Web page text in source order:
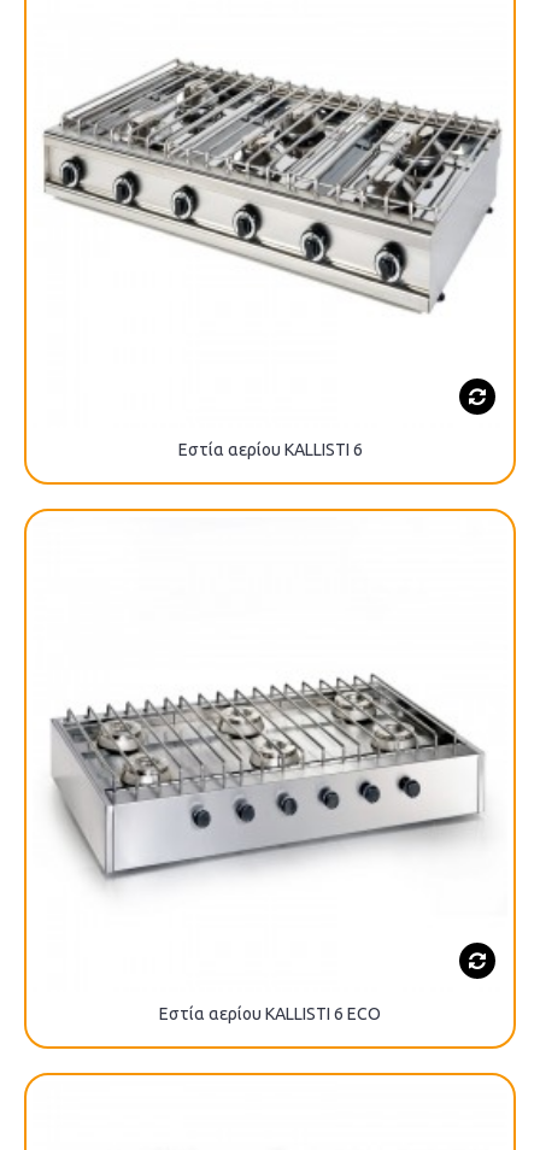
Εστία αερίου KALLISTI 6
Εστία αερίου KALLISTI 6 ECO